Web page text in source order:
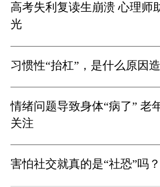
高考失利复读生崩溃 心理师
光
习惯性“抬杠”，是什么原因
情绪问题导致身体“病了” 老
关注
害怕社交就真的是“社恐”吗？